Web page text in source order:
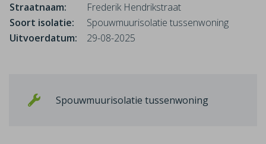
Straatnaam:
Frederik Hendrikstraat
Soort isolatie:
Spouwmuurisolatie tussenwoning
Uitvoerdatum:
29-08-2025
Spouwmuurisolatie tussenwoning